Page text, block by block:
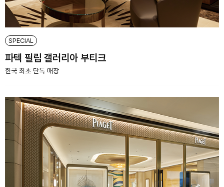
SPECIAL
파텍 필립 갤러리아 부티크
한국 최초 단독 매장